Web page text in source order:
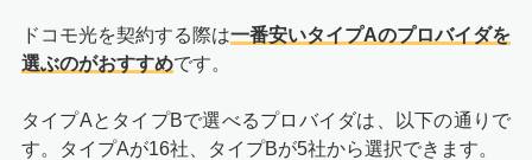
ドコモ光を契約する際は一番安いタイプAのプロバイダを
選ぶのがおすすめです。
タイプAとタイプBで選べるプロバイダは、以下の通りで
す。タイプAが16社、タイプBが5社から選択できます。